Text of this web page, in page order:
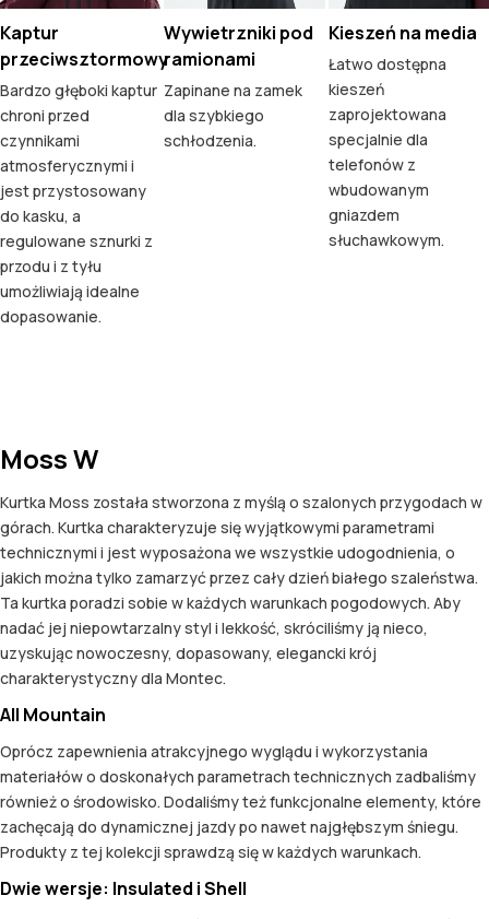
Kaptur
przeciwsztormowy
Bardzo głęboki kaptur
chroni przed
czynnikami
atmosferycznymi i
jest przystosowany
do kasku, a
regulowane sznurki z
przodu i z tyłu
umożliwiają idealne
dopasowanie.
Wywietrzniki pod
ramionami
Zapinane na zamek
dla szybkiego
schłodzenia.
Kieszeń na media
Łatwo dostępna
kieszeń
zaprojektowana
specjalnie dla
telefonów z
wbudowanym
gniazdem
słuchawkowym.
Moss W
Kurtka Moss została stworzona z myślą o szalonych przygodach w
górach. Kurtka charakteryzuje się wyjątkowymi parametrami
technicznymi i jest wyposażona we wszystkie udogodnienia, o
jakich można tylko zamarzyć przez cały dzień białego szaleństwa.
Ta kurtka poradzi sobie w każdych warunkach pogodowych. Aby
nadać jej niepowtarzalny styl i lekkość, skróciliśmy ją nieco,
uzyskując nowoczesny, dopasowany, elegancki krój
charakterystyczny dla Montec.
All Mountain
Oprócz zapewnienia atrakcyjnego wyglądu i wykorzystania
materiałów o doskonałych parametrach technicznych zadbaliśmy
również o środowisko. Dodaliśmy też funkcjonalne elementy, które
zachęcają do dynamicznej jazdy po nawet najgłębszym śniegu.
Produkty z tej kolekcji sprawdzą się w każdych warunkach.
Dwie wersje: Insulated i Shell